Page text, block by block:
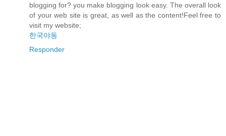
blogging for? you make blogging look easy. The overall look
of your web site is great, as well as the content!Feel free to
visit my website;
한국야동
Responder